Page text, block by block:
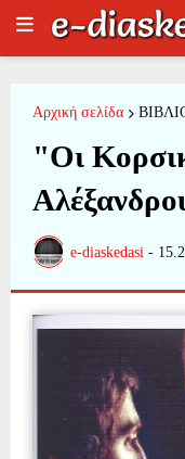
Αρχική σελίδα
"Οι
e-diaskedasi -